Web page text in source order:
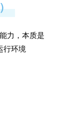
力，本质是
行环境